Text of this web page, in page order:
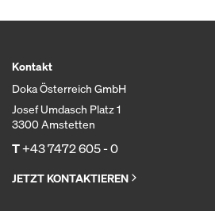
Kontakt
Doka Österreich GmbH
Josef Umdasch Platz 1
3300 Amstetten
T+43 7472 605 - 0
JETZT KONTAKTIEREN